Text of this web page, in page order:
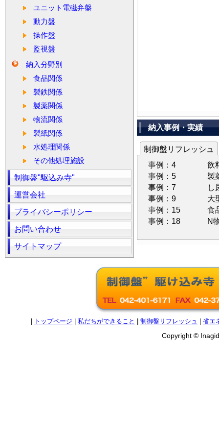
ユニット電磁弁盤
動力盤
操作盤
監視盤
納入分野別
食品関係
製鉄関係
製薬関係
物流関係
製紙関係
水処理関係
その他処理施設
制御盤"駆込み寺"
運営会社
プライバシーポリシー
お問い合わせ
サイトマップ
納入事例・実績
制御盤リフレッシュ
事例：4
飲
事例：5
製
事例：7
し
事例：9
大
事例：15
食
事例：18
N
トップページ 私だちができること 制御盤リフレッシュ 省エ
Copyright ©